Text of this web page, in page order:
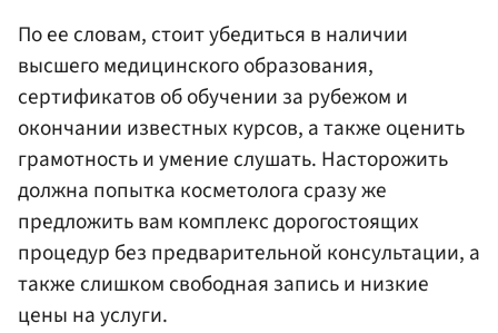
По ее словам, стоит убедиться в наличии
высшего медицинского образования,
сертификатов об обучении за рубежом и
окончании известных курсов, а также оценить
грамотность и умение слушать. Насторожить
должна попытка косметолога сразу же
предложить вам комплекс дорогостоящих
процедур без предварительной консультации, а
также слишком свободная запись и низкие
цены на услуги.